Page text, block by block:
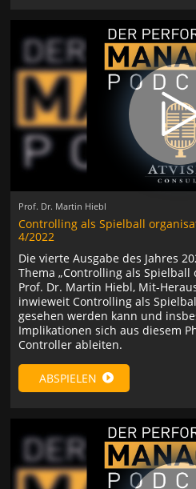
Prof. Dr. Martin Hiebl
Controlling als Spielball
4/2022
Die vierte Ausgabe des Jahres
Thema „Controlling als Spielball
Prof. Dr. Martin Hiebl, Mit-
inwieweit Controlling als
gesehen werden kann und
Implikationen sich aus diesem
Controller ableiten.
ABSPIELEN